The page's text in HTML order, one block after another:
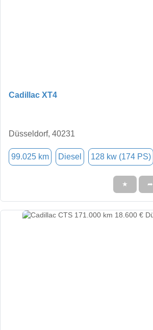
Cadillac XT4
Düsseldorf, 40231
99.025 km Diesel 128 kw (174 PS)
★ ➦